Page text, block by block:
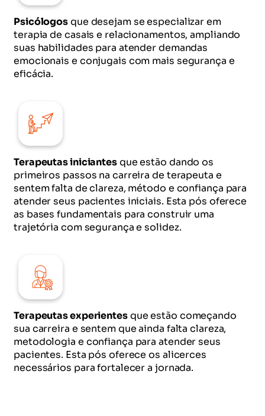
Psicólogosque desejam se especializar em
terapia de casais e relacionamentos, ampliando
suas habilidades para atender demandas
emocionais e conjugais com mais segurança e
eficácia.
Terapeutas iniciantesque estão dando os
primeiros passos na carreira de terapeuta e
sentem falta de clareza, método e confiança para
atender seus pacientes iniciais. Esta pós oferece
as bases fundamentais para construir uma
trajetória com segurança e solidez.
Terapeutas experientesque estão começando
sua carreira e sentem que ainda falta clareza,
metodologia e confiança para atender seus
pacientes. Esta pós oferece os alicerces
necessários para fortalecer a jornada.